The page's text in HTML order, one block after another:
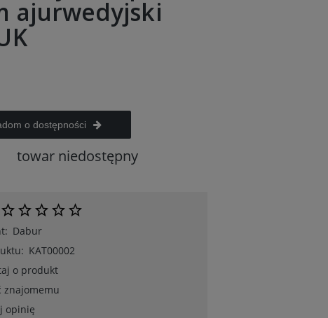
ajurwedyjski
o dostępności
towar niedostępny
Dabur
KAT00002
o produkt
znajomemu
opinię